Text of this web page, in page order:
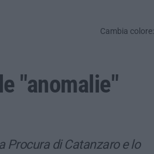
Cambia colore:
"anomalie"
Procura di Catanzaro e lo